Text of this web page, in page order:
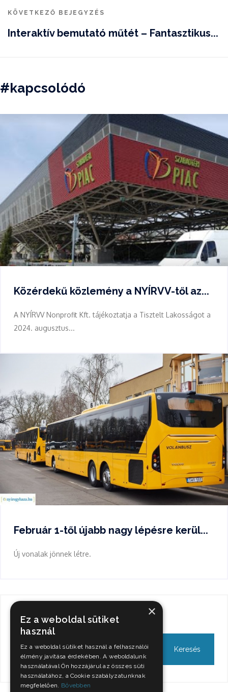
KÖVETKEZŐ BEJEGYZÉS
Interaktív bemutató műtét – Fantasztikus...
#kapcsolódó
Közérdekű közlemény a NYÍRVV-től az...
A NYÍRVV Nonprofit Kft. tájékoztatja a Tisztelt Lakosságot a
2024. augusztus...
Február 1-től újabb nagy lépésre kerül...
Új vonalak jönnek létre.
Keresés ×
Ez a weboldal sütiket
használ
Ez a weboldal sütiket használ a felhasználói
élmény javítása érdekében. A weboldalunk
használatával Ön hozzájárul az összes süti
használatához, a Cookie szabályzatunknak
megfelelően. Bővebben